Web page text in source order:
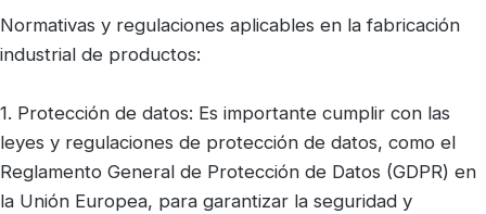
Normativas y regulaciones aplicables en la fabricación
industrial de productos:
1. Protección de datos: Es importante cumplir con las
leyes y regulaciones de protección de datos, como el
Reglamento General de Protección de Datos (GDPR) en
la Unión Europea, para garantizar la seguridad y